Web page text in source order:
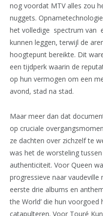
nog voordat MTV alles zou
nuggets.
het volledige spectrum van
kunnen leggen, terwijl de
hoogtepunt bereikte. Dit
een tijdperk waarin de
op hun vermogen om een
avond, stad na stad.
Maar meer dan dat
op cruciale
ze dachten over zichzelf te
was het de worsteling
authenticiteit. Voor Queen
progressieve naar
eerste drie albums en
the World’ die hun
catapulteren. Voor Touré